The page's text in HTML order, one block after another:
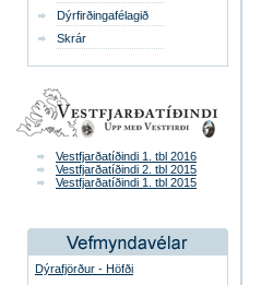
Dýrfirðingafélagið
Skrár
Vestfjarðatíðindi 1. tbl 2016
Vestfjarðatíðindi 2. tbl 2015
Vestfjarðatíðindi 1. tbl 2015
Dýrafjörður - Höfði